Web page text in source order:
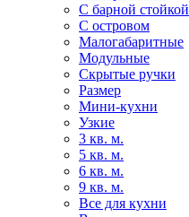
С барной стойкой
С островом
Малогабаритные
Модульные
Скрытые ручки
Размер
Мини-кухни
Узкие
3 кв. м.
5 кв. м.
6 кв. м.
9 кв. м.
Все для кухни